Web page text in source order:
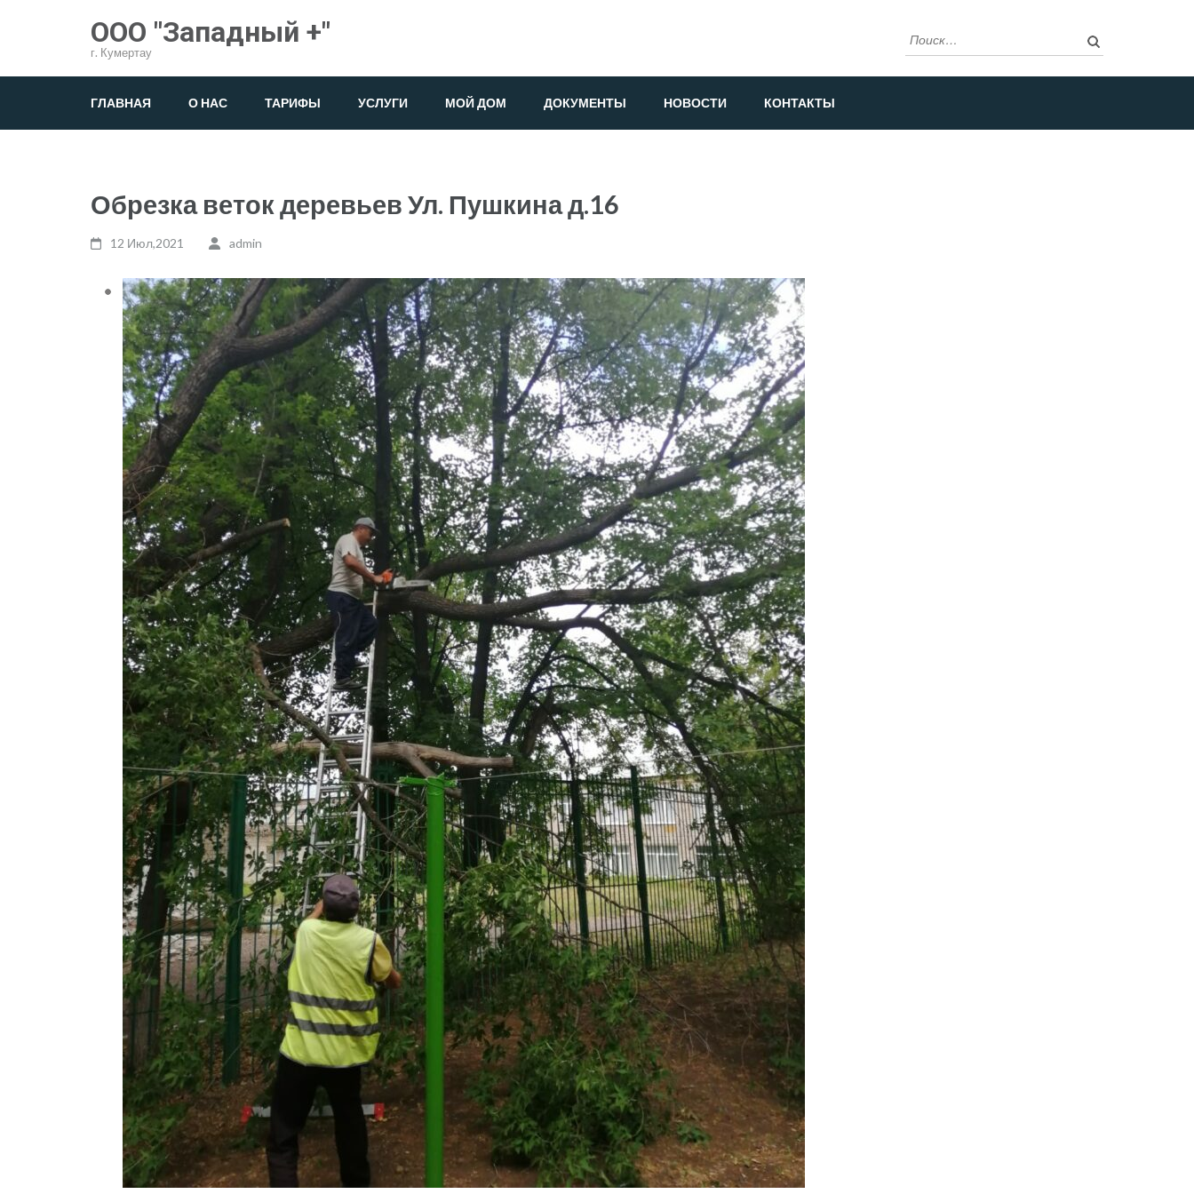
содержимому
(нажмите
ООО "Западный +"
г. Кумертау
Найти:
ГЛАВНАЯ О НАС ТАРИФЫ УСЛУГИ МОЙ ДОМ ДОКУМЕНТЫ НОВОСТИ КОНТАКТЫ
Обрезка веток деревьев Ул. Пушкина д.16
12 Июл,2021 admin